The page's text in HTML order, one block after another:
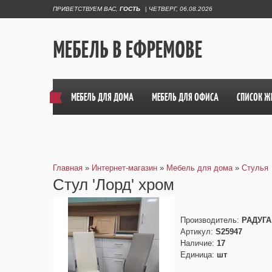
ПРИВЕТСТВУЕМ ВАС ГОСТЬ | ЧЕТВЕРГ, 06.08.2026
МЕБЕЛЬ В ЕФРЕМОВЕ
МЕБЕЛЬ ДЛЯ ДОМА МЕБЕЛЬ ДЛЯ ОФИСА СПИСОК
Главная » Интернет-магазин » Мебель для дома » Стулья
Cтул 'Лорд' хром
Производитель: РАДУГА
Артикул: S25947
Наличие: 17
Единица: шт